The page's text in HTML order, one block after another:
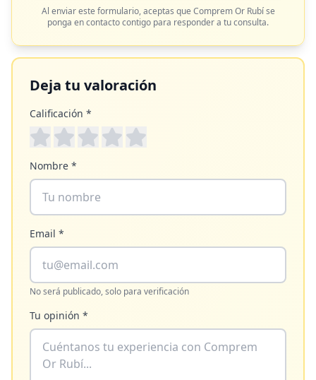
Al enviar este formulario, aceptas que Comprem Or Rubíse
ponga en contacto contigo para responder a tu consulta.
Deja tu valoración
Calificación *
Nombre *
Email *
No será publicado, solo para verificación
Tu opinión *